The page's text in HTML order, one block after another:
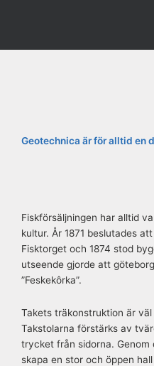
Geotechnica är för alltid en
Fiskförsäljningen har alltid
kultur. År 1871 beslutades
Fisktorget och 1874 stod
utseende gjorde att
”Feskekôrka”.
Takets träkonstruktion är
Takstolarna förstärks av
trycket från sidorna. Genom
skapa en stor och öppen